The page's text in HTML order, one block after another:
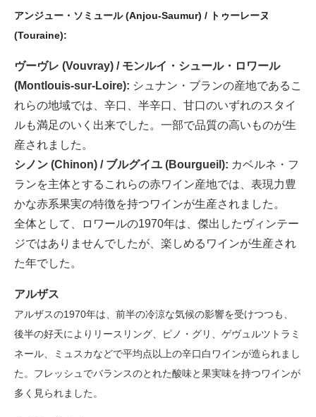
アンジュー・ソミュール (Anjou-Saumur) / トゥーレーヌ
(Touraine):
ヴーヴレ (Vouvray) / モンルイ・シュール・ロワール
(Montlouis-sur-Loire): シュナン・ブランの産地であるこ
れらの地域では、辛口、半辛口、甘口のいずれのスタイ
ルも満足のいく出来でした。一部で品質の高いものが生
産されました。
シノン (Chinon) / ブルグイユ (Bourgueil): カベルネ・フ
ランを主体とするこれらの赤ワイン産地では、表現力豊
かな赤系果実の特徴を持つワインが生産されました。
全体として、ロワールの1970年は、傑出したヴィンテー
ジではありませんでしたが、楽しめるワインが生産され
た年でした。
アルザス
アルザスの1970年は、前半の冷涼な気候の影響を受けつつも、
後半の好天によりリースリング、ピノ・グリ、ゲヴュルツトラミ
ネール、ミュスカなどで平均点以上の辛口白ワインが造られまし
た。フレッシュでバランスのとれた酸味と果実味を持つワインが
多く見られました。